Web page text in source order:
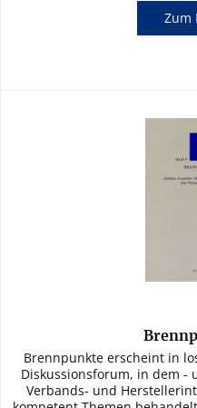
Zum
Brennpunkte erscheint in
Diskussionsforum, in dem -
Verbands- und